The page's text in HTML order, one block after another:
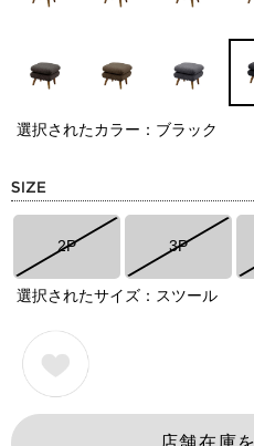
選択されたカラー：ブラック
2P 3P
選択されたサイズ：スツール